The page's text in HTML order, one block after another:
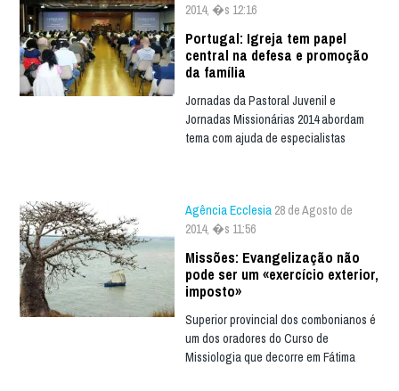
2014, �s 12:16
Portugal: Igreja tem papel
central na defesa e promoção
da família
Jornadas da Pastoral Juvenil e
Jornadas Missionárias 2014 abordam
tema com ajuda de especialistas
Agência Ecclesia 28 de Agosto de
2014, �s 11:56
Missões: Evangelização não
pode ser um «exercício exterior,
imposto»
Superior provincial dos combonianos é
um dos oradores do Curso de
Missiologia que decorre em Fátima